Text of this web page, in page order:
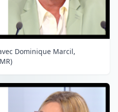
Dominique Marcil,